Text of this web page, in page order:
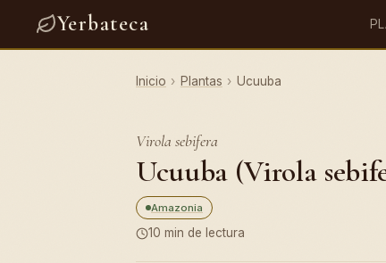
Yerbateca
Inicio › Plantas › Ucuuba
Virola sebifera
Ucuuba (Virola
Amazonia
10 min de lectura